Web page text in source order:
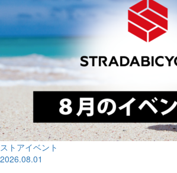
ストアイベント
2026.08.01